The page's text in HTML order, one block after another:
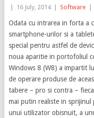
16 July, 2014 Software
Odata cu intrarea in forta a
smartphone-urilor si a
special pentru astfel de
noua aparitie in portofoliul
Windows 8 (W8) a impartit
de operare produse de
tabere – pro si contra –
mai putin realiste in sprijinul
unui utilizator obisnuit, a